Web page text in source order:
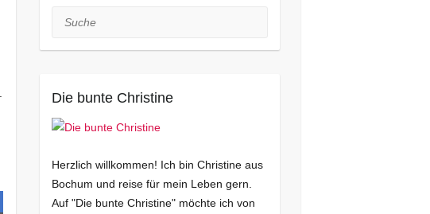
Suche
Die bunte Christine
Herzlich willkommen! Ich bin Christine aus
Bochum und reise für mein Leben gern.
Auf "Die bunte Christine" möchte ich von